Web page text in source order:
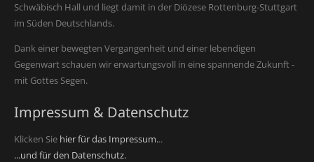
Schwäbisch Hall und liegt damit in der Diözese Rottenburg-Stuttgart
im Süden Deutschlands.
Dank einer bewegten Vergangenheit und einer lebendigen
Gegenwart schauen wir erwartungsvoll in eine spannende Zukunft -
mit Gottes Segen.
Impressum & Datenschutz
Klicken Sie hier für das Impressum...
...und für den Datenschutz.